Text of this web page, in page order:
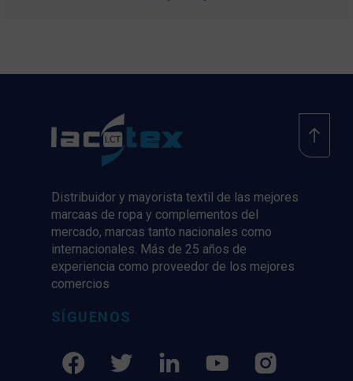
Distribuidor y mayorista textil de las mejores
marcaas de ropa y complementos del
mercado, marcas tanto nacionales como
internacionales. Más de 25 años de
experiencia como proveedor de los mejores
comercios
SÍGUENOS